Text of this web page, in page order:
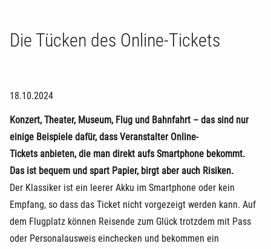
Die Tücken des Online-Tickets
18.10.2024
Konzert, Theater, Museum, Flug und Bahnfahrt – das sind nur
einige Beispiele dafür, dass Veranstalter Online-
Tickets anbieten, die man direkt aufs Smartphone bekommt.
Das ist bequem und spart Papier, birgt aber auch Risiken.
Der Klassiker ist ein leerer Akku im Smartphone oder kein
Empfang, so dass das Ticket nicht vorgezeigt werden kann. Auf
dem Flugplatz können Reisende zum Glück trotzdem mit Pass
oder Personalausweis einchecken und bekommen ein